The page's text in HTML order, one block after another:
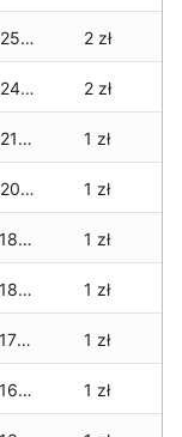
9,250 zł 2 zł
9,240 zł 2 zł
9,210 zł 1 zł
9,200 zł 1 zł
9,180 zł 1 zł
9,180 zł 1 zł
9,170 zł 1 zł
9,160 zł 1 zł